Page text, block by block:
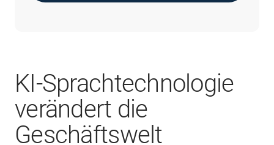
KI‑Sprachtechnologie
verändert die
Geschäftswelt